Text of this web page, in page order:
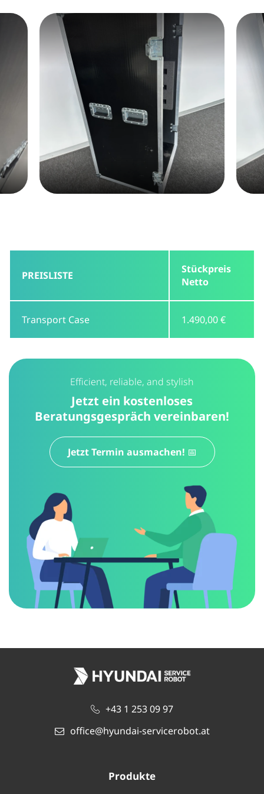
PREISLISTE
Stückpreis
Netto
Transport Case 1.490,00 €
Efficient, reliable, and stylish
Jetzt ein kostenloses
Beratungsgespräch vereinbaren!
Jetzt Termin ausmachen! 📅
+43 1 253 09 97
office@hyundai-servicerobot.at
Produkte